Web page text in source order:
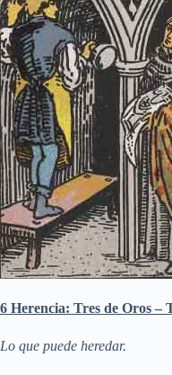
6 Herencia: Tres de Oros –
Lo que puede heredar.